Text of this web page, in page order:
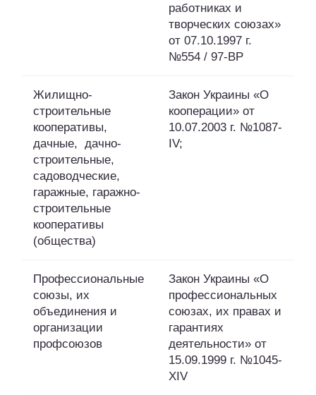
работниках и
творческих союзах»
от 07.10.1997 г.
№554 / 97-ВР
Жилищно-
строительные
кооперативы,
дачные, дачно-
строительные,
садоводческие,
гаражные, гаражно-
строительные
кооперативы
(общества)
Закон Украины «О
кооперации» от
10.07.2003 г. №1087-
IV;
Профессиональные
союзы, их
объединения и
организации
профсоюзов
Закон Украины «О
профессиональных
союзах, их правах и
гарантиях
деятельности» от
15.09.1999 г. №1045-
XIV